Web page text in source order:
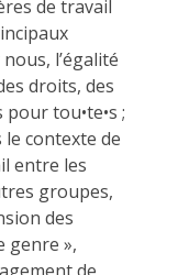
de travail
l’égalité
droits, des
tou•te•s ;
contexte de
entre les
groupes,
des
genre »,